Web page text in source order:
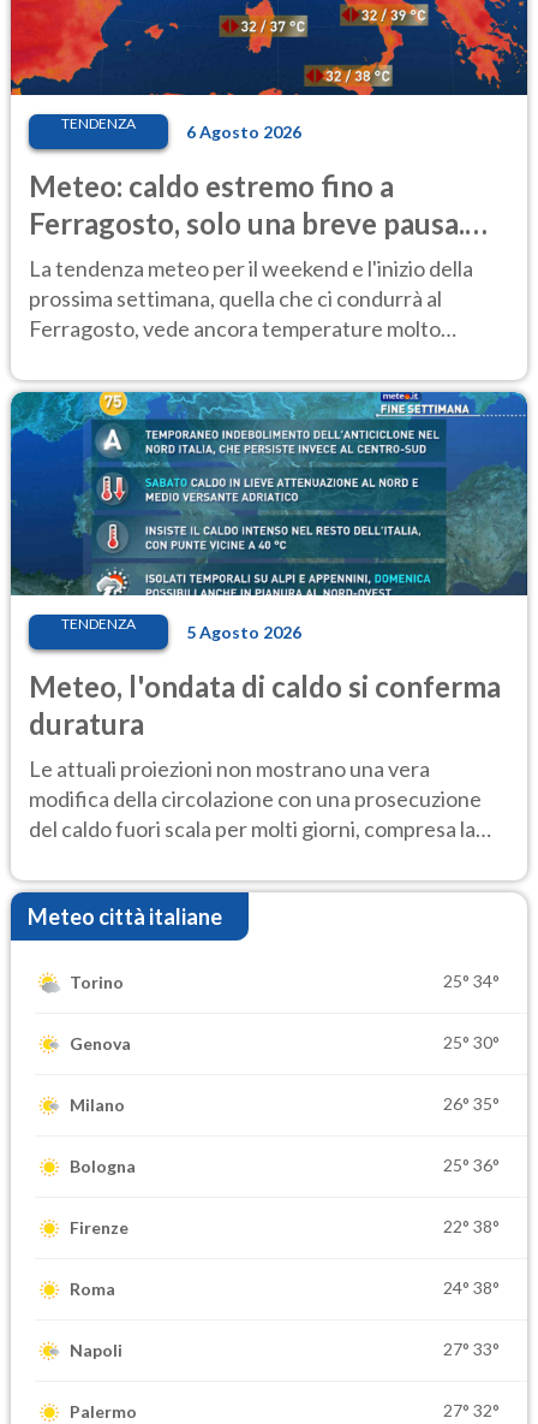
TENDENZA 6 Agosto 2026
Meteo: caldo estremo fino a
Ferragosto, solo una breve pausa.
Ecco dove
La tendenza meteo per il weekend e l'inizio della
prossima settimana, quella che ci condurrà al
Ferragosto, vede ancora temperature molto
TENDENZA 5 Agosto 2026
Meteo, l'ondata di caldo si conferma
duratura
Le attuali proiezioni non mostrano una vera
modifica della circolazione con una prosecuzione
del caldo fuori scala per molti giorni, compresa la
Meteo città italiane
Torino 25° 34°
Genova 25° 30°
Milano 26° 35°
Bologna 25° 36°
Firenze 22° 38°
Roma 24° 38°
Napoli 27° 33°
Palermo 27° 32°